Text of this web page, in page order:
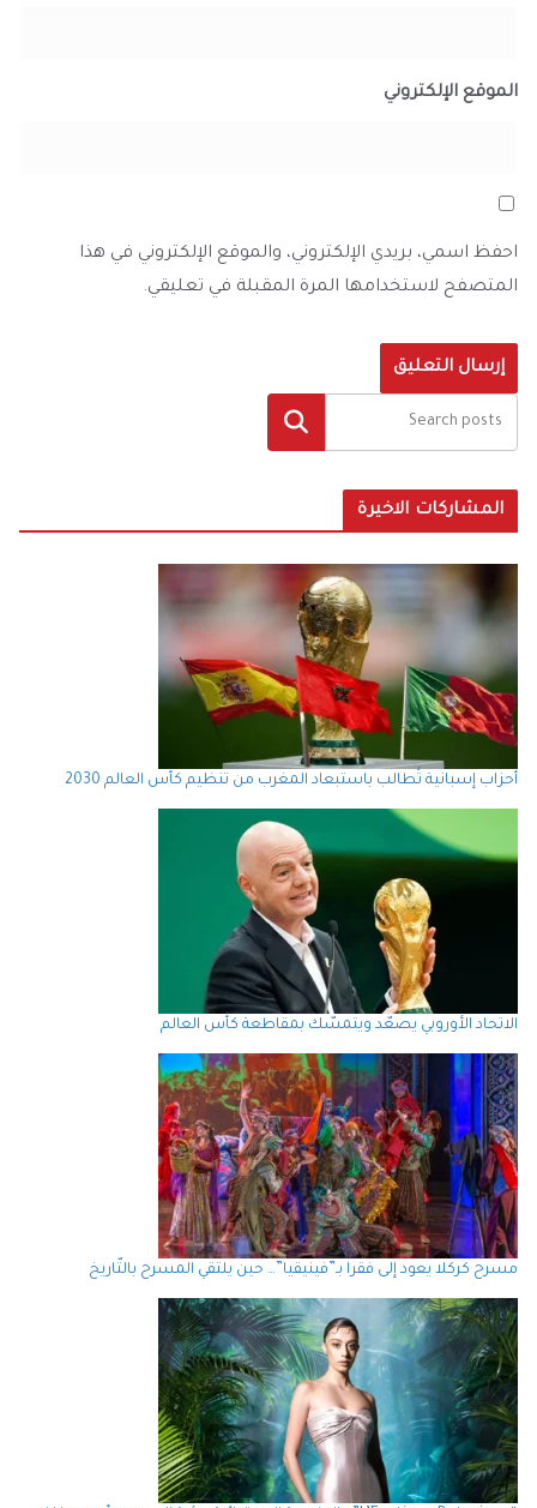
الموقع الإلكتروني
احفظ اسمي، بريدي الإلكتروني، والموقع الإلكتروني في هذا
المتصفح لاستخدامها المرة المقبلة في تعليقي.
البحث
المشاركات الاخيرة
أحزاب إسبانية تُطالب باستبعاد المغرب من تنظيم كأس العالم 2030
الاتحاد الأوروبي يصعّد ويتمسّك بمقاطعة كأس العالم
مسرح كركلا يعود إلى فقرا بـ”فينيقيا”… حين يلتقي المسرح بالتّاريخ